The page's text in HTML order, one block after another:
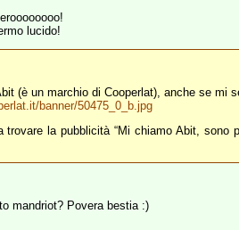
lucido!
(è un marchio di Cooperlat), anche se mi
banner/50475_0_b.jpg
trovare la pubblicità “Mi chiamo Abit,
mandriot? Povera bestia :)